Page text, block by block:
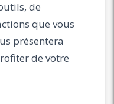
de
que vous
présentera
de votre